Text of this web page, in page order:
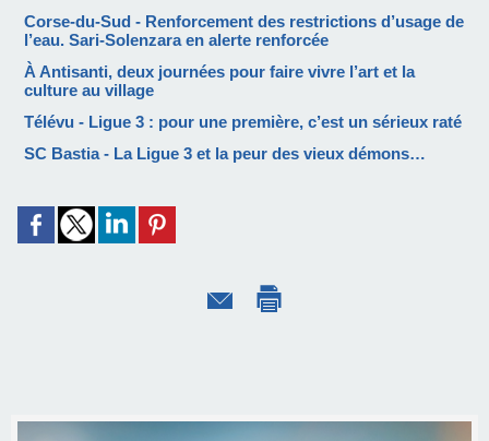
Corse-du-Sud - Renforcement des restrictions d’usage de
l’eau. Sari-Solenzara en alerte renforcée
À Antisanti, deux journées pour faire vivre l’art et la
culture au village
Télévu - Ligue 3 : pour une première, c’est un sérieux raté
SC Bastia - La Ligue 3 et la peur des vieux démons…